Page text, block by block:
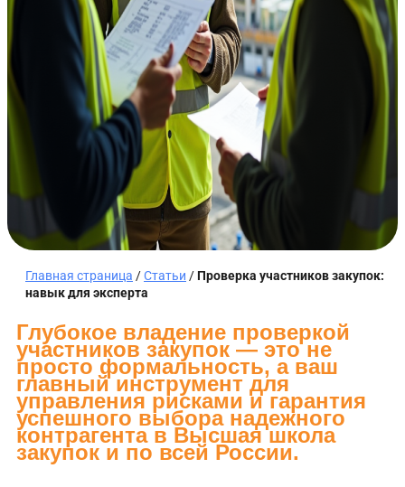
Главная страница /Статьи /Проверка участников закупок:
навык для эксперта
Глубокое владение проверкой
участников закупок — это не
просто формальность, а ваш
главный инструмент для
управления рисками и гарантия
успешного выбора надежного
контрагента в Высшая школа
закупок и по всей России.